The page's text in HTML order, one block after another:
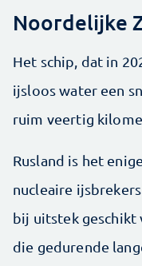
Noordelijke
Het schip, dat in
ijsloos water een
ruim veertig
Rusland is het
nucleaire
bij uitstek geschikt
die gedurende